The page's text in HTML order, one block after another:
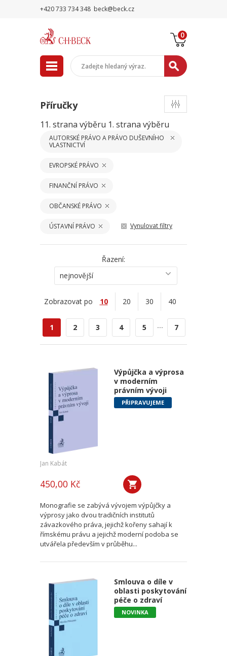
+420 733 734 348 beck@beck.cz
0
Příručky
11. strana výběru 1. strana výběru
AUTORSKÉ PRÁVO A PRÁVO DUŠEVNÍHO
VLASTNICTVÍ
EVROPSKÉ PRÁVO
FINANČNÍ PRÁVO
OBČANSKÉ PRÁVO
ÚSTAVNÍ PRÁVO Vynulovat filtry
Řazení:
nejnovější
Zobrazovat po 10 20 30 40
1 2 3 4 5 ... 7
Výpůjčka a výprosa
v moderním
právním vývoji
PŘIPRAVUJEME
Jan Kabát
450,00 Kč
Monografie se zabývá vývojem výpůjčky a
výprosy jako dvou tradičních institutů
závazkového práva, jejichž kořeny sahají k
římskému právu a jejichž moderní podoba se
utvářela především v průběhu...
Smlouva o díle v
oblasti poskytování
péče o zdraví
NOVINKA